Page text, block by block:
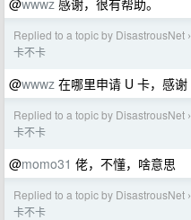
@wwwz 感谢，很有帮助。
Replied to a topic by DisastrousNet ›
卡不卡
@wwwz 在哪里申请 U 卡，感谢
Replied to a topic by DisastrousNet ›
卡不卡
@momo31 佬，不懂，啥意思
Replied to a topic by DisastrousNet ›
卡不卡